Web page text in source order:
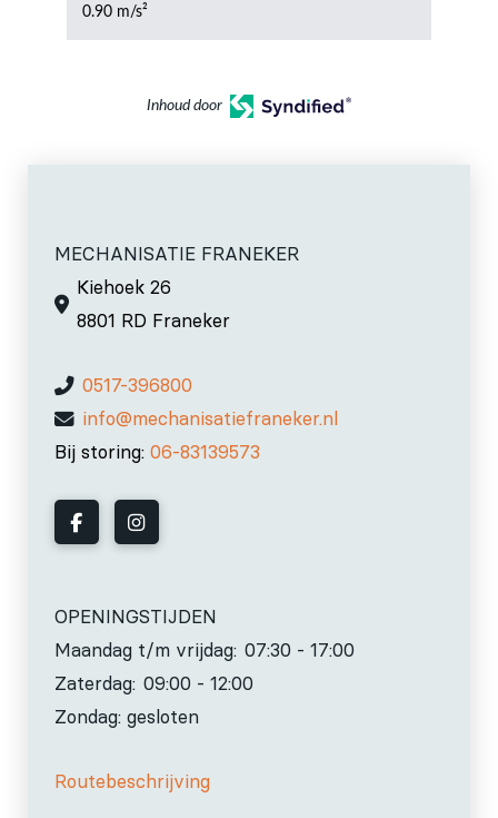
0.90 m/s²
Inhoud door
MECHANISATIE FRANEKER
Kiehoek 26
8801 RD Franeker
0517-396800
info@mechanisatiefraneker.nl
Bij storing: 06-83139573
OPENINGSTIJDEN
Maandag t/m vrijdag: 07:30 - 17:00
Zaterdag: 09:00 - 12:00
Zondag: gesloten
Routebeschrijving